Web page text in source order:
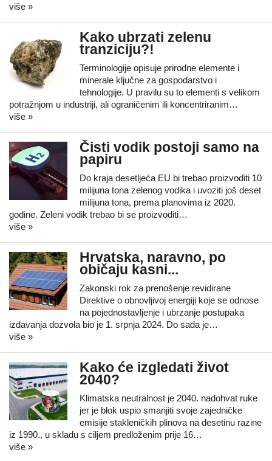
više »
Kako ubrzati zelenu
tranziciju?!
Terminologije opisuje prirodne elemente i
minerale ključne za gospodarstvo i
tehnologije. U pravilu su to elementi s velikom
potražnjom u industriji, ali ograničenim ili koncentriranim…
više »
Čisti vodik postoji samo na
papiru
Do kraja desetljeća EU bi trebao proizvoditi 10
milijuna tona zelenog vodika i uvoziti još deset
milijuna tona, prema planovima iz 2020.
godine. Zeleni vodik trebao bi se proizvoditi…
više »
Hrvatska, naravno, po
običaju kasni...
Zakonski rok za prenošenje revidirane
Direktive o obnovljivoj energiji koje se odnose
na pojednostavljenje i ubrzanje postupaka
izdavanja dozvola bio je 1. srpnja 2024. Do sada je…
više »
Kako će izgledati život
2040?
Klimatska neutralnost je 2040. nadohvat ruke
jer je blok uspio smanjiti svoje zajedničke
emisije stakleničkih plinova na desetinu razine
iz 1990., u skladu s ciljem predloženim prije 16…
više »